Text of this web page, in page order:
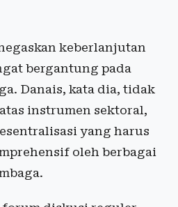
keberlanjutan
bergantung pada
Danais, kata dia, tidak
instrumen sektoral,
yang harus
oleh berbagai